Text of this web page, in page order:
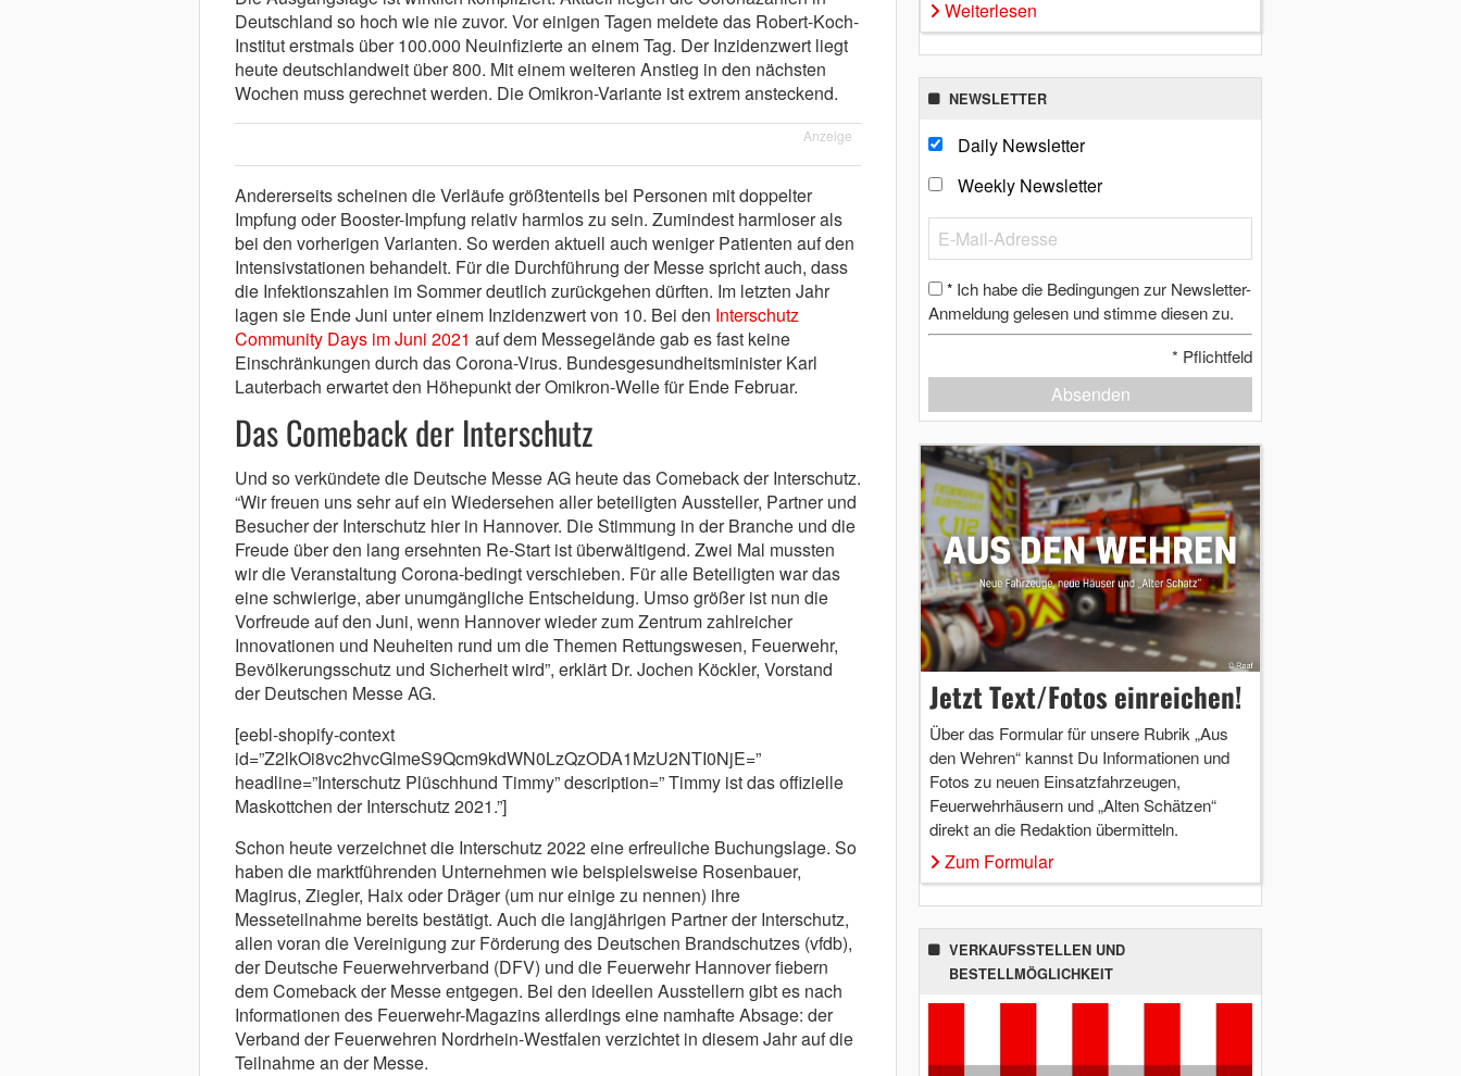
Deutschland so hoch wie nie zuvor. Vor einigen Tagen meldete das Robert-Koch-
Institut erstmals über 100.000 Neuinfizierte an einem Tag. Der Inzidenzwert liegt
heute deutschlandweit über 800. Mit einem weiteren Anstieg in den nächsten
Wochen muss gerechnet werden. Die Omikron-Variante ist extrem ansteckend.
Anzeige
Andererseits scheinen die Verläufe größtenteils bei Personen mit doppelter
Impfung oder Booster-Impfung relativ harmlos zu sein. Zumindest harmloser als
bei den vorherigen Varianten. So werden aktuell auch weniger Patienten auf den
Intensivstationen behandelt. Für die Durchführung der Messe spricht auch, dass
die Infektionszahlen im Sommer deutlich zurückgehen dürften. Im letzten Jahr
lagen sie Ende Juni unter einem Inzidenzwert von 10. Bei den Interschutz
Community Days im Juni 2021 auf dem Messegelände gab es fast keine
Einschränkungen durch das Corona-Virus. Bundesgesundheitsminister Karl
Lauterbach erwartet den Höhepunkt der Omikron-Welle für Ende Februar.
Das Comeback der Interschutz
Und so verkündete die Deutsche Messe AG heute das Comeback der Interschutz.
“Wir freuen uns sehr auf ein Wiedersehen aller beteiligten Aussteller, Partner und
Besucher der Interschutz hier in Hannover. Die Stimmung in der Branche und die
Freude über den lang ersehnten Re-Start ist überwältigend. Zwei Mal mussten
wir die Veranstaltung Corona-bedingt verschieben. Für alle Beteiligten war das
eine schwierige, aber unumgängliche Entscheidung. Umso größer ist nun die
Vorfreude auf den Juni, wenn Hannover wieder zum Zentrum zahlreicher
Innovationen und Neuheiten rund um die Themen Rettungswesen, Feuerwehr,
Bevölkerungsschutz und Sicherheit wird”, erklärt Dr. Jochen Köckler, Vorstand
der Deutschen Messe AG.
[eebl-shopify-context
id=”Z2lkOi8vc2hvcGlmeS9Qcm9kdWN0LzQzODA1MzU2NTI0NjE=”
headline=”Interschutz Plüschhund Timmy” description=” Timmy ist das offizielle
Maskottchen der Interschutz 2021.”]
Schon heute verzeichnet die Interschutz 2022 eine erfreuliche Buchungslage. So
haben die marktführenden Unternehmen wie beispielsweise Rosenbauer,
Magirus, Ziegler, Haix oder Dräger (um nur einige zu nennen) ihre
Messeteilnahme bereits bestätigt. Auch die langjährigen Partner der Interschutz,
allen voran die Vereinigung zur Förderung des Deutschen Brandschutzes (vfdb),
der Deutsche Feuerwehrverband (DFV) und die Feuerwehr Hannover fiebern
dem Comeback der Messe entgegen. Bei den ideellen Ausstellern gibt es nach
Informationen des Feuerwehr-Magazins allerdings eine namhafte Absage: der
Verband der Feuerwehren Nordrhein-Westfalen verzichtet in diesem Jahr auf die
Teilnahme an der Messe.
Weiterlesen
NEWSLETTER
Daily Newsletter
Weekly Newsletter
* Ich habe die Bedingungen zur Newsletter-
Anmeldung gelesen und stimme diesen zu.
* Pflichtfeld
Absenden
Jetzt Text/Fotos einreichen!
Über das Formular für unsere Rubrik „Aus
den Wehren“ kannst Du Informationen und
Fotos zu neuen Einsatzfahrzeugen,
Feuerwehrhäusern und „Alten Schätzen“
direkt an die Redaktion übermitteln.
Zum Formular
VERKAUFSSTELLEN UND
BESTELLMÖGLICHKEIT